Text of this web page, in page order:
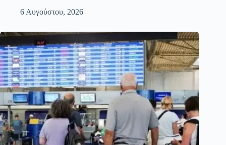
6 Αυγούστου, 2026